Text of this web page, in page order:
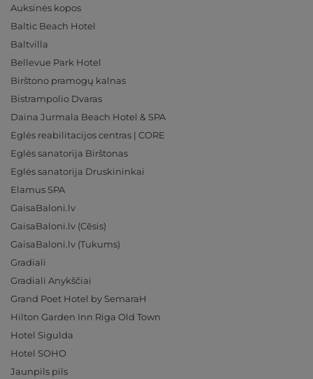
Auksinės kopos
Baltic Beach Hotel
Baltvilla
Bellevue Park Hotel
Birštono pramogų kalnas
Bistrampolio Dvaras
Daina Jurmala Beach Hotel & SPA
Eglės reabilitacijos centras | CORE
Eglės sanatorija Birštonas
Eglės sanatorija Druskininkai
Elamus SPA
GaisaBaloni.lv
GaisaBaloni.lv (Cēsis)
GaisaBaloni.lv (Tukums)
Gradiali
Gradiali Anykščiai
Grand Poet Hotel by SemaraH
Hilton Garden Inn Riga Old Town
Hotel Sigulda
Hotel SOHO
Jaunpils pils